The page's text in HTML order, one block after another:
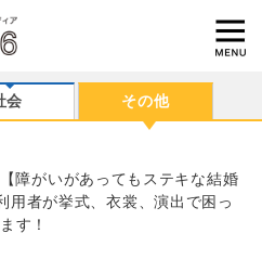
会 その他
【障がいがあってもステキな結婚
用者が挙式、衣裳、演出で困っ
す！